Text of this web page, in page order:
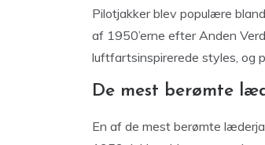
Pilotjakker blev populære
af 1950’erne efter Anden
luftfartsinspirerede styles, og
De mest berømte
En af de mest berømte